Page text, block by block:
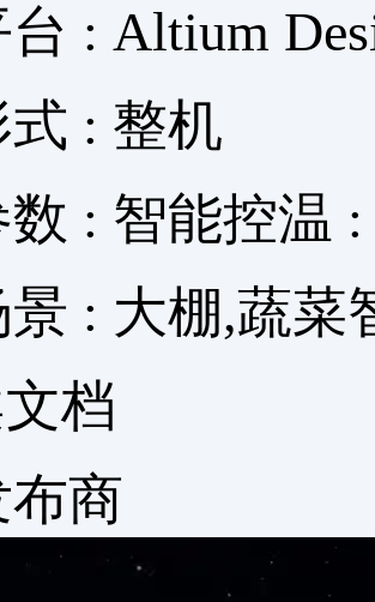
: Altium
: 整机
: 智能控温
: 大棚,蔬菜
档
商